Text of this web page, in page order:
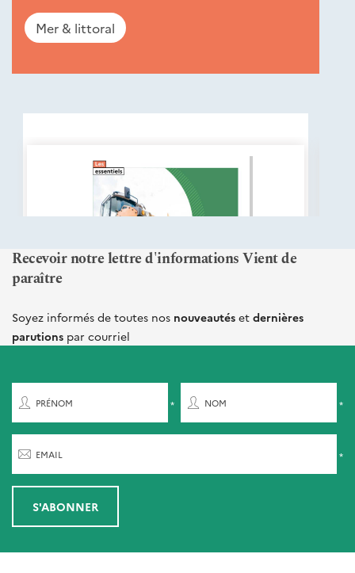
Mer & littoral
Nouveautés
Recevoir notre lettre d'informations Vient de
paraître
Soyez informés de toutes nos nouveautés et dernières
parutions par courriel
PRÉNOM NOM
EMAIL
S'ABONNER